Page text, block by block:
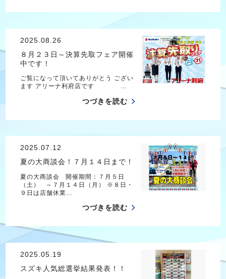
2025.08.26
８月２３日～決算先取フェア開催
中です！
ご覧になって頂いてありがとう ござい
ます アリーナ利府店です …
つづきを読む
2025.07.12
夏の大商談会！７月１４日まで！
夏の大商談会 開催期間：７月５日
（土） ～７月１４日（月） ※８日・
９日は店舗休業…
つづきを読む
2025.05.19
スズキ人気総選挙結果発表！！